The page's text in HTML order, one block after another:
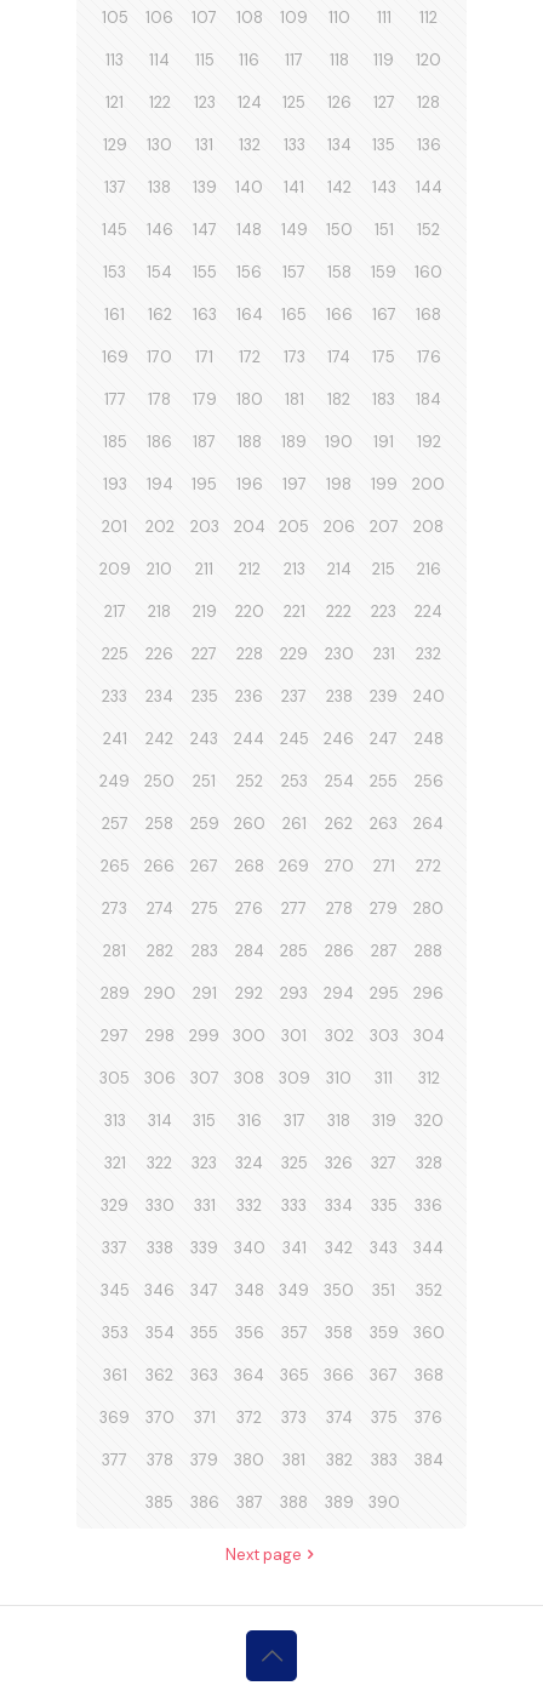
105 106 107 108 109 110 111 112
113 114 115 116 117 118 119 120
121 122 123 124 125 126 127 128
129 130 131 132 133 134 135 136
137 138 139 140 141 142 143 144
145 146 147 148 149 150 151 152
153 154 155 156 157 158 159 160
161 162 163 164 165 166 167 168
169 170 171 172 173 174 175 176
177 178 179 180 181 182 183 184
185 186 187 188 189 190 191 192
193 194 195 196 197 198 199 200
201 202 203 204 205 206 207 208
209 210 211 212 213 214 215 216
217 218 219 220 221 222 223 224
225 226 227 228 229 230 231 232
233 234 235 236 237 238 239 240
241 242 243 244 245 246 247 248
249 250 251 252 253 254 255 256
257 258 259 260 261 262 263 264
265 266 267 268 269 270 271 272
273 274 275 276 277 278 279 280
281 282 283 284 285 286 287 288
289 290 291 292 293 294 295 296
297 298 299 300 301 302 303 304
305 306 307 308 309 310 311 312
313 314 315 316 317 318 319 320
321 322 323 324 325 326 327 328
329 330 331 332 333 334 335 336
337 338 339 340 341 342 343 344
345 346 347 348 349 350 351 352
353 354 355 356 357 358 359 360
361 362 363 364 365 366 367 368
369 370 371 372 373 374 375 376
377 378 379 380 381 382 383 384
385 386 387 388 389 390
Next page